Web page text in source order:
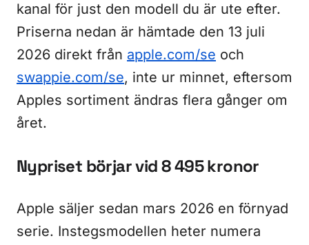
kanal för just den modell du är ute efter.
Priserna nedan är hämtade den 13 juli
2026 direkt från apple.com/se och
swappie.com/se, inte ur minnet, eftersom
Apples sortiment ändras flera gånger om
året.
Nypriset börjar vid 8 495 kronor
Apple säljer sedan mars 2026 en förnyad
serie. Instegsmodellen heter numera